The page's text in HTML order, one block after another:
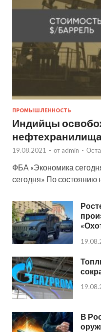
ПРОМЫШЛЕННОСТЬ
Индийцы
19.08.2021 - от admin -
ФБА «Экономика
сегодня» По состоянию
В